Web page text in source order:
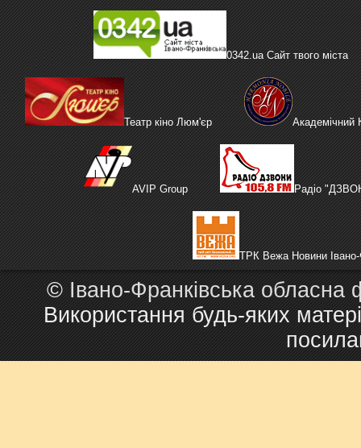
0342.ua Сайт твого міста
Театр кіно Люм'єр Академічний
AVIP Group Радіо
ТРК Вежа Новини Івано-
© Івано-Франківська обласна
Використання будь-яких